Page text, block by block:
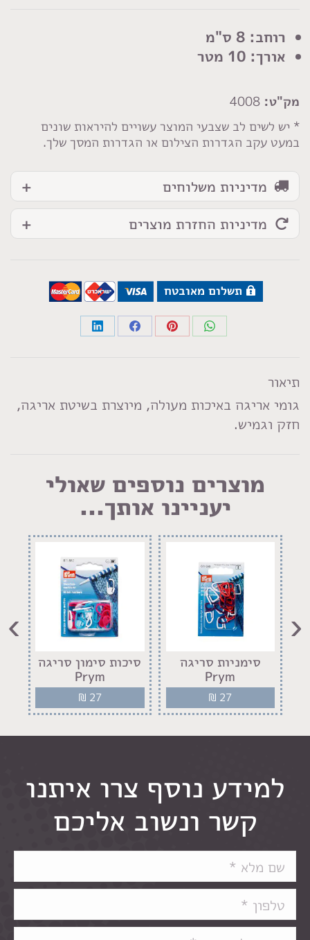
רוחב: 8 ס"מ
אורך: 10 מטר
מק"ט:
* יש לשים לב שצבעי המוצר עשויים להיראות שונים
במעט עקב הגדרות הצילום או הגדרות המסך שלך.
גומי
לבן
8
מדיניות משלוחים
מדיניות החזרת מוצרים
תשלום מאובטח
Share
Share
Share
Share
תיאור
גומי אריגה באיכות מעולה, מיוצרת בשיטת אריגה,
חזק וגמיש.
מוצרים נוספים שאולי
יעניינו אותך...
סימניות סריגה
Prym
₪ 27
סיכות סימון סריגה
Prym
₪ 27
‹
›
למידע נוסף צרו איתנו
קשר ונשוב אליכם